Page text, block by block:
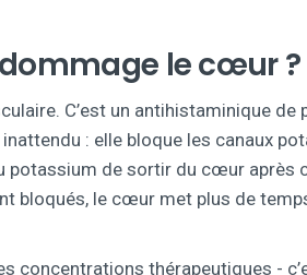
le cœur ?
C’est un antihistaminique de
: elle bloque les canaux
potassium de sortir du cœur après
bloqués, le cœur met plus de
concentrations thérapeutiques -